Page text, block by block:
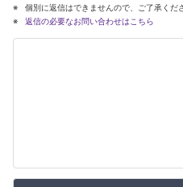
個別に返信はできませんので、ご了承くだ
返信の必要なお問い合わせはこちら